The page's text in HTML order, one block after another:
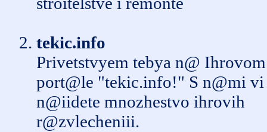
tekic.info
Privetstvyem tebya n@ Ihrovom
port@le "tekic.info!" S n@mi vi
n@iidete mnozhestvo ihrovih
r@zvlecheniii.